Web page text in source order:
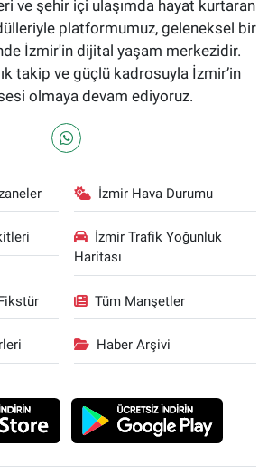
ve şehir içi ulaşımda hayat kurtaran
platformumuz, geleneksel bir
İzmir'in dijital yaşam merkezidir.
takip ve güçlü kadrosuyla İzmir’in
olmaya devam ediyoruz.
İzmir Hava Durumu
İzmir Trafik Yoğunluk
Haritası
Tüm Manşetler
Haber Arşivi